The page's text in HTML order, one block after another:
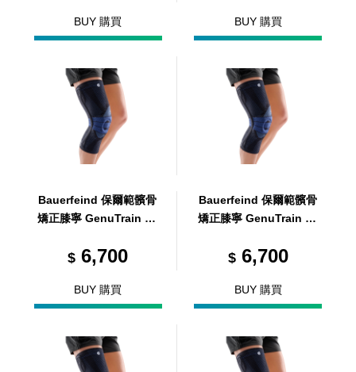
BUY 購買 BUY 購買
Bauerfeind 保爾範髕骨
矯正膝寧 GenuTrain P3
$6,700
BUY 購買
Bauerfeind 保爾範髕骨
矯正膝寧 GenuTrain P3
$6,700
BUY 購買